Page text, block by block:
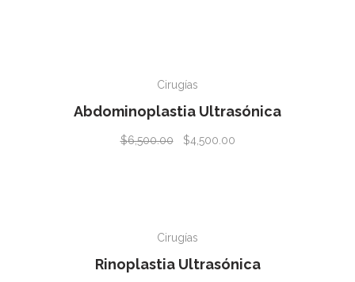
Cirugías
Abdominoplastia Ultrasónica
$6,500.00 $4,500.00
Cirugías
Rinoplastia Ultrasónica